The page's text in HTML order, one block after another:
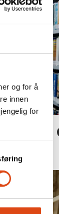
og for å
innen
for
det